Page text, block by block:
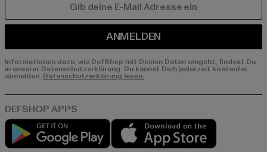
ANMELDEN
Informationen dazu, wie DefShop mit Deinen Daten umgeht, findest Du
in unserer Datenschutzerklärung. Du kannst Dich jederzeit kostenfei
abmelden. Datenschutzerklärung lesen.
Play market